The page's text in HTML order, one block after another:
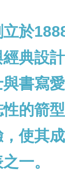
於
典設
書寫
的箭
使其
一。